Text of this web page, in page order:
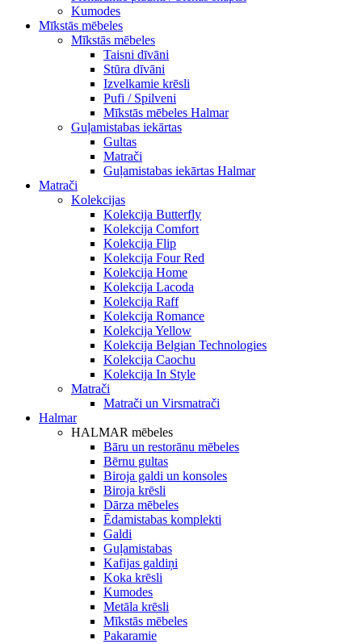
Kumodes
Mīkstās mēbeles
Mīkstās mēbeles
Taisni dīvāni
Stūra dīvāni
Izvelkamie krēsli
Pufi / Spilveni
Mīkstās mēbeles Halmar
Guļamistabas iekārtas
Gultas
Matrači
Guļamistabas iekārtas Halmar
Matrači
Kolekcijas
Kolekcija Butterfly
Kolekcija Comfort
Kolekcija Flip
Kolekcija Four Red
Kolekcija Home
Kolekcija Lacoda
Kolekcija Raff
Kolekcija Romance
Kolekcija Yellow
Kolekcija Belgian Technologies
Kolekcija Caochu
Kolekcija In Style
Matrači
Matrači un Virsmatrači
Halmar
HALMAR mēbeles
Bāru un restorānu mēbeles
Bērnu gultas
Biroja galdi un konsoles
Biroja krēsli
Dārza mēbeles
Ēdamistabas komplekti
Galdi
Guļamistabas
Kafijas galdiņi
Koka krēsli
Kumodes
Metāla krēsli
Mīkstās mēbeles
Pakaramie